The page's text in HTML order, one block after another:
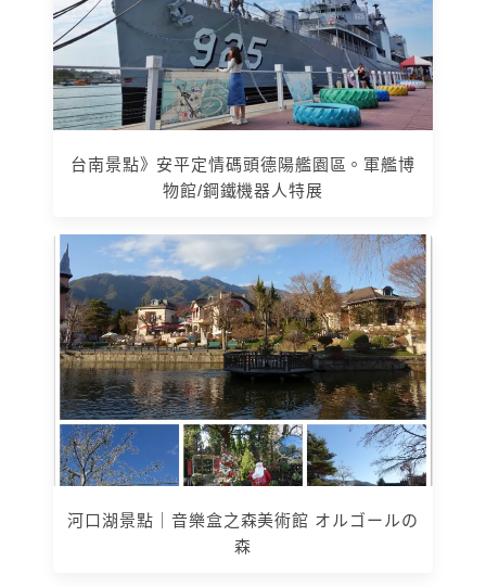
台南景點》安平定情碼頭德陽艦園區。軍艦博
物館/鋼鐵機器人特展
河口湖景點｜音樂盒之森美術館 オルゴールの
森